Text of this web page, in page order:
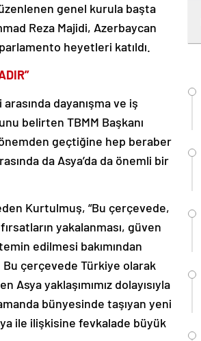
genel kurula başta
Reza Majidi, Azerbaycan
heyetleri katıldı.
dayanışma ve iş
belirten TBMM Başkanı
geçtiğine hep beraber
da Asya’da da önemli bir
Kurtulmuş, “Bu çerçevede,
yakalanması, güven
edilmesi bakımından
çerçevede Türkiye olarak
yaklaşımımız dolayısıyla
bünyesinde taşıyan yeni
ile ilişkisine fevkalade büyük